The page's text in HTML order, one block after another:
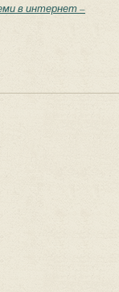
в интернет –